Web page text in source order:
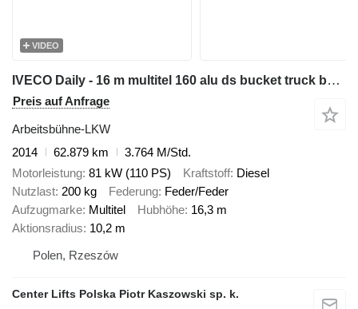
VIDEO
IVECO Daily - 16 m multitel 160 alu ds bucket truck boom lift
Preis auf Anfrage
Arbeitsbühne-LKW
2014
62.879 km
3.764 M/Std.
Motorleistung 81 kW (110 PS) Kraftstoff Diesel
Nutzlast 200 kg Federung Feder/Feder
Aufzugmarke Multitel Hubhöhe 16,3 m
Aktionsradius 10,2 m
Polen, Rzeszów
Center Lifts Polska Piotr Kaszowski sp. k.